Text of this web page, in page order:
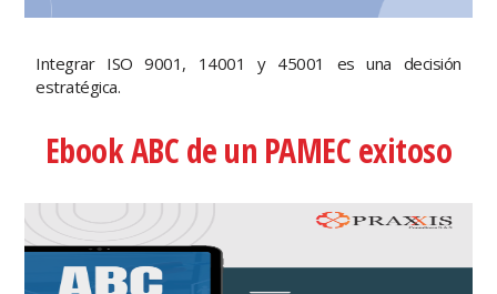
Integrar ISO 9001, 14001 y 45001 es una decisión
estratégica.
Ebook ABC de un PAMEC exitoso